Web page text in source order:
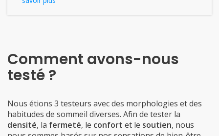
Comment avons-nous
testé ?
Nous étions 3 testeurs avec des morphologies et des
habitudes de sommeil diverses. Afin de tester la
densité, la fermeté, le confort et le soutien, nous